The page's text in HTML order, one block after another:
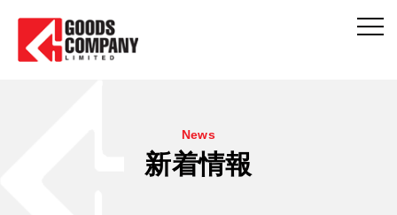
News
新着情報